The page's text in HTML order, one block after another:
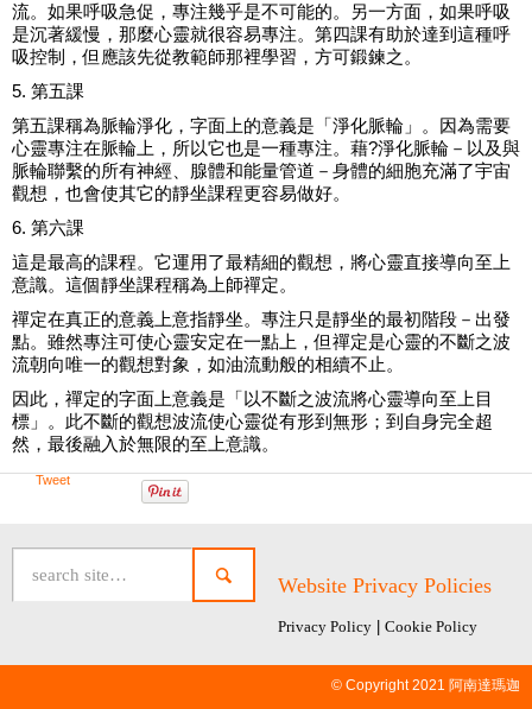
流。如果呼吸急促，專注幾乎是不可能的。另一方面，如果呼吸
是沉著緩慢，那麼心靈就很容易專注。第四課有助於達到這種呼
吸控制，但應該先從教範師那裡學習，方可鍛鍊之。
5. 第五課
第五課稱為脈輪淨化，字面上的意義是「淨化脈輪」。因為需要
心靈專注在脈輪上，所以它也是一種專注。藉?淨化脈輪－以及與
脈輪聯繫的所有神經、腺體和能量管道－身體的細胞充滿了宇宙
觀想，也會使其它的靜坐課程更容易做好。
6. 第六課
這是最高的課程。它運用了最精細的觀想，將心靈直接導向至上
意識。這個靜坐課程稱為上師禪定。
禪定在真正的意義上意指靜坐。專注只是靜坐的最初階段－出發
點。雖然專注可使心靈安定在一點上，但禪定是心靈的不斷之波
流朝向唯一的觀想對象，如油流動般的相續不止。
因此，禪定的字面上意義是「以不斷之波流將心靈導向至上目
標」。此不斷的觀想波流使心靈從有形到無形；到自身完全超
然，最後融入於無限的至上意識。
Tweet
Website Privacy Policies
Privacy Policy Cookie Policy
© Copyright 2021 阿南達瑪迦